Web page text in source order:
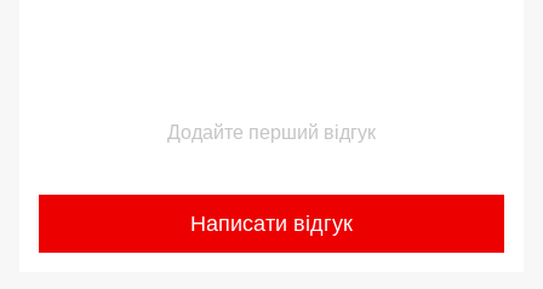
Додайте перший відгук
Написати відгук